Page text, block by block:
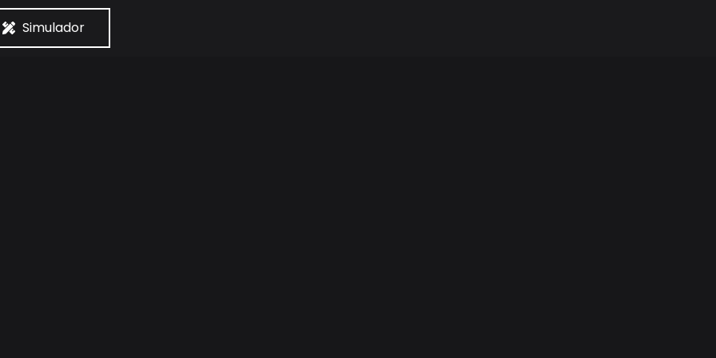
Simulador